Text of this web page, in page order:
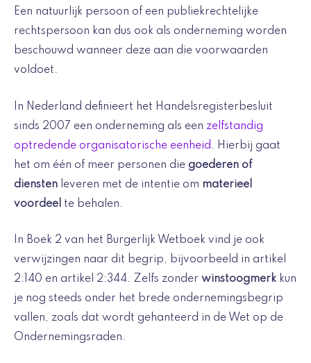
Een natuurlijk persoon of een publiekrechtelijke
rechtspersoon kan dus ook als onderneming worden
beschouwd wanneer deze aan die voorwaarden
voldoet.
In Nederland definieert het Handelsregisterbesluit
sinds 2007 een onderneming als een zelfstandig
optredende organisatorische eenheid . Hierbij gaat
het om één of meer personen die goederen of
diensten leveren met de intentie om materieel
voordeel te behalen.
In Boek 2 van het Burgerlijk Wetboek vind je ook
verwijzingen naar dit begrip, bijvoorbeeld in artikel
2:140 en artikel 2:344. Zelfs zonder winstoogmerk kun
je nog steeds onder het brede ondernemingsbegrip
vallen, zoals dat wordt gehanteerd in de Wet op de
Ondernemingsraden.